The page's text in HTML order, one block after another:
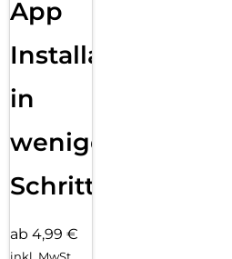
App
Installation
in
wenigen
Schritten
ab 4,99 €
inkl. MwSt.